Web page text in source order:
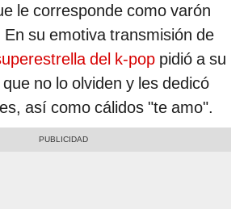
le corresponde como varón
su emotiva transmisión de
del k-pop pidió a su
no lo olviden y les dedicó
así como cálidos "te amo".